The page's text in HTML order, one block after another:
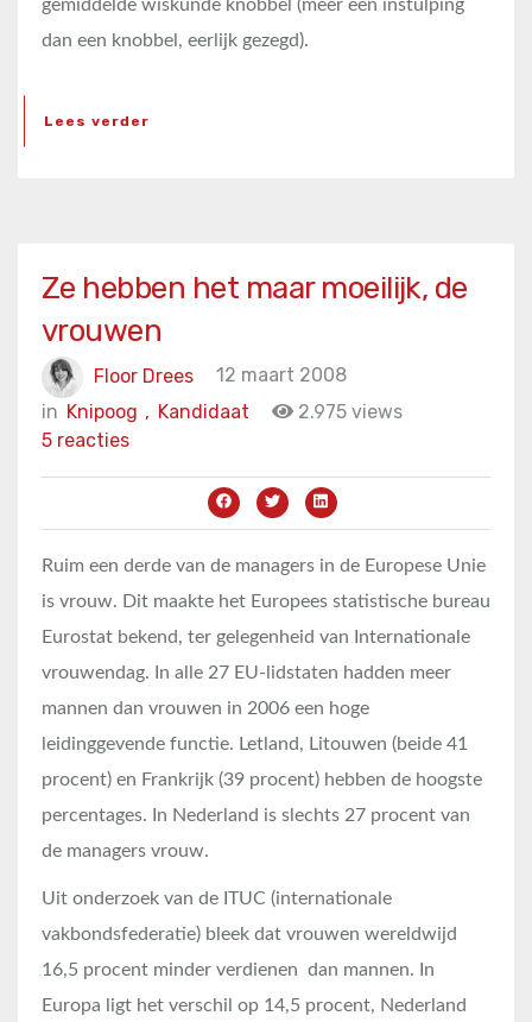
gemiddelde wiskunde knobbel (meer een instulping
dan een knobbel, eerlijk gezegd).
Lees verder
Ze hebben het maar moeilijk, de
vrouwen
Floor Drees
12 maart 2008
in
Kandidaat
Knipoog ,
2.975 views
5 reacties
Ruim een derde van de managers in de Europese Unie
is vrouw. Dit maakte het Europees statistische bureau
Eurostat bekend, ter gelegenheid van Internationale
vrouwendag. In alle 27 EU-lidstaten hadden meer
mannen dan vrouwen in 2006 een hoge
leidinggevende functie. Letland, Litouwen (beide 41
procent) en Frankrijk (39 procent) hebben de hoogste
percentages. In Nederland is slechts 27 procent van
de managers vrouw.
Uit onderzoek van de ITUC (internationale
vakbondsfederatie) bleek dat vrouwen wereldwijd
16,5 procent minder verdienen dan mannen. In
Europa ligt het verschil op 14,5 procent, Nederland